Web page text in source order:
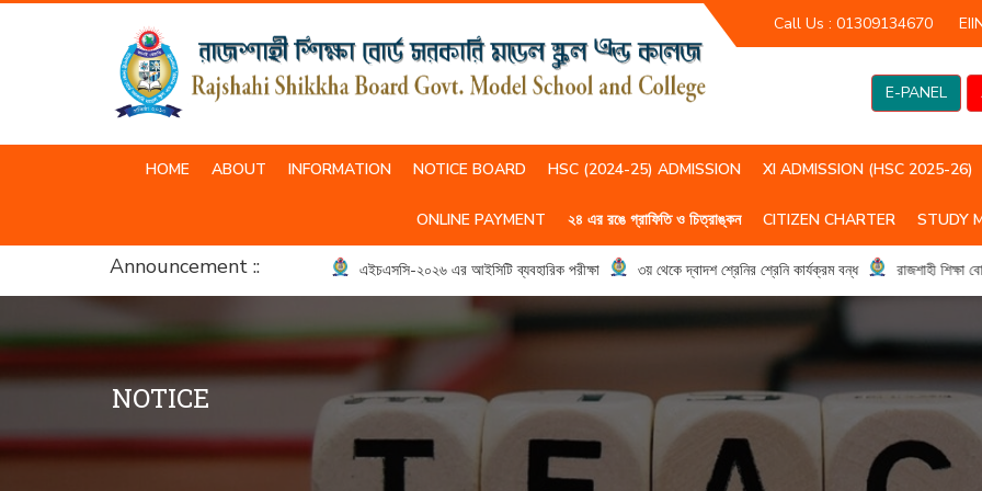
Call Us : 01309134670
E-PANEL
HOME ABOUT INFORMATION NOTICE BOARD HSC (2024-25) ADMISSION XI ADMISSION (HSC 2025-26)
ONLINE PAYMENT ২৪ এর রঙে গ্রাফিতি ও চিত্রাঙ্কন CITIZEN CHARTER STUDY
Announcement :: এইচএসসি-২০২৬ এর আইসিটি ব্যবহারিক পরীক্ষা ৩য় থেকে দ্বাদশ শ্রেনির শ্রেনি কার্যক্রম বন্ধ রাজশাহী শিক্ষা
NOTICE